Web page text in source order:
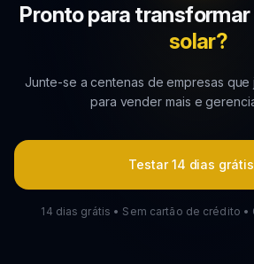
Pronto para transformar
solar?
Junte-se a centenas de empresas que
para vender mais e
Testar 14 dias grátis
14 dias grátis • Sem cartão de crédito •